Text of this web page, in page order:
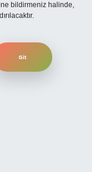
bildirmeniz halinde,